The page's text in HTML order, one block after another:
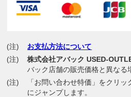
(注)
お支払方法について
(注)
株式会社アバック USED-
バック店舗の販売価格と異なる
(注)
「お問い合わせ特価」をクリ
にジャンプします。